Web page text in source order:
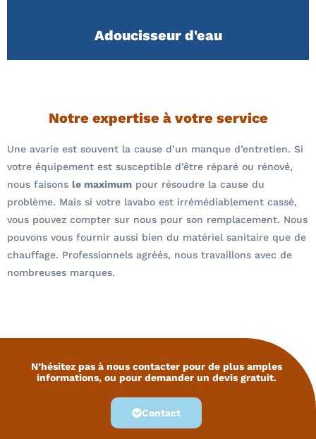
Adoucisseur d'eau
Notre expertise à votre service
Une avarie est souvent la cause d’un manque d’entretien. Si
votre équipement est susceptible d’être réparé ou rénové,
nous faisons le maximum pour résoudre la cause du
problème. Mais si votre lavabo est irrémédiablement cassé,
vous pouvez compter sur nous pour son remplacement. Nous
pouvons vous fournir aussi bien du matériel sanitaire que de
chauffage. Professionnels agréés, nous travaillons avec de
nombreuses marques.
N’hésitez pas à nous contacter pour de plus amples
informations, ou pour demander un devis gratuit.
Contact